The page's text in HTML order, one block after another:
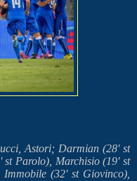
Astori; Darmian (28' st
st Parolo), Marchisio (19' st
(32' st Giovinco),